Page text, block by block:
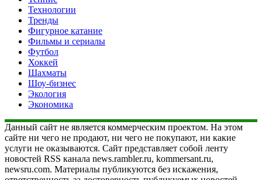
Технологии
Тренды
Фигурное катание
Фильмы и сериалы
Футбол
Хоккей
Шахматы
Шоу-бизнес
Экология
Экономика
Данный сайт не является коммерческим проектом. На этом
сайте ни чего не продают, ни чего не покупают, ни какие
услуги не оказываются. Сайт представляет собой ленту
новостей RSS канала news.rambler.ru, kommersant.ru,
newsru.com. Материалы публикуются без искажения,